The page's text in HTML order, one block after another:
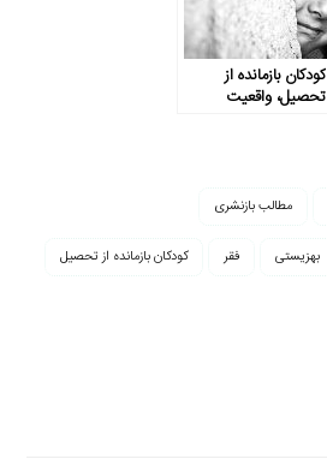
کودکان بازمانده از
تحصیل، واقعیت
مطالب بازنشری
بهزیستی فقر کودکان بازمانده از تحصیل